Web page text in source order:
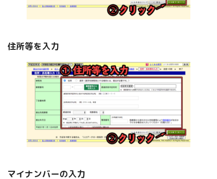
住所等を入力
マイナンバーの入力